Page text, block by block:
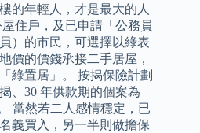
的年輕人，才是最大的人
住戶，及已申請「公務員
）的市民，可選擇以綠表
價的價錢承接二手居屋，
綠置居」。 按揭保險計劃
、30 年供款期的個案為
當然若二人感情穩定，已
義買入，另一半則做擔保